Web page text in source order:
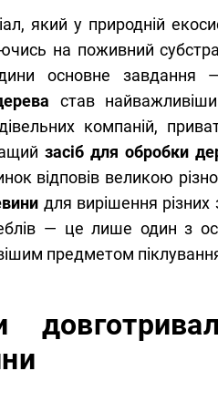
який у природній
на поживний
основне завдання
став
компаній,
засіб для обробки
відповів великою
для вирішення
— це лише один з
предметом піклування